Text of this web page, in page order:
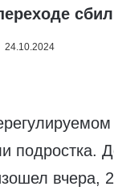
24.10.2024
подростка.
вчера,